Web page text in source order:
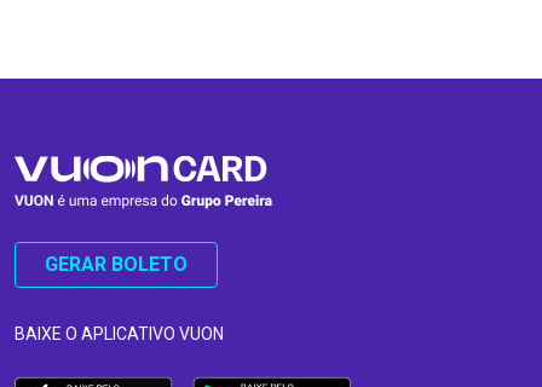
GERAR BOLETO
BAIXE O APLICATIVO VUON